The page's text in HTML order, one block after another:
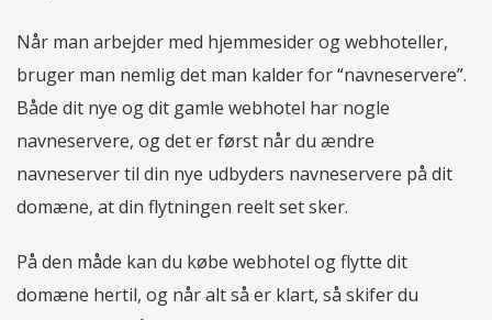
Når man arbejder med hjemmesider og webhoteller,
bruger man nemlig det man kalder for “navneservere”.
Både dit nye og dit gamle webhotel har nogle
navneservere, og det er først når du ændre
navneserver til din nye udbyders navneservere på dit
domæne, at din flytningen reelt set sker.
På den måde kan du købe webhotel og flytte dit
domæne hertil, og når alt så er klart, så skifer du